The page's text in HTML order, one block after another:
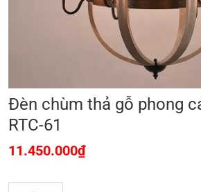
Đèn chùm thả gỗ phong
RTC-61
11.450.000₫
Đèn chùm thả gỗ phong cách cổ điển RTC-